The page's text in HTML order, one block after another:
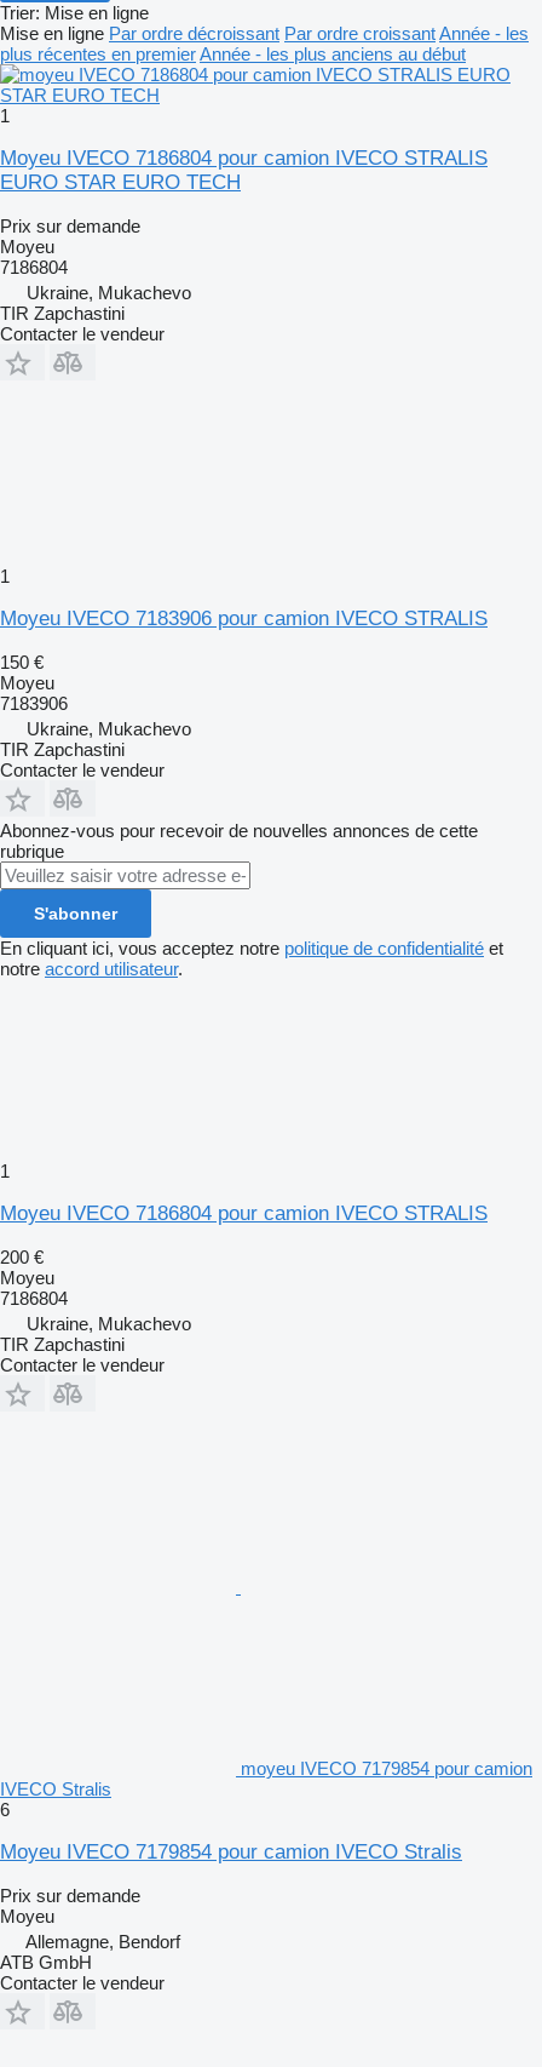
Trier: Mise en ligne
Mise en ligne Par ordre décroissant Par ordre croissantAnnée - les
plus récentes en premierAnnée - les plus anciens au début
1
Moyeu IVECO 7186804 pour camion IVECO STRALIS
EURO STAR EURO TECH
Prix sur demande
Moyeu
7186804
Ukraine, Mukachevo
TIR Zapchastini
Contacter le vendeur
1
Moyeu IVECO 7183906 pour camion IVECO STRALIS
150 €
Moyeu
7183906
Ukraine, Mukachevo
TIR Zapchastini
Contacter le vendeur
Abonnez-vous pour recevoir de nouvelles annonces de cette
rubrique
S'abonner
En cliquant ici, vous acceptez notre politique de confidentialité et
notre accord utilisateur.
1
Moyeu IVECO 7186804 pour camion IVECO STRALIS
200 €
Moyeu
7186804
Ukraine, Mukachevo
TIR Zapchastini
Contacter le vendeur
moyeu IVECO 7179854 pour camion
IVECO Stralis
6
Moyeu IVECO 7179854 pour camion IVECO Stralis
Prix sur demande
Moyeu
Allemagne, Bendorf
ATB GmbH
Contacter le vendeur